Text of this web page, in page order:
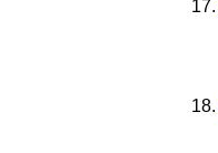
17.
18.